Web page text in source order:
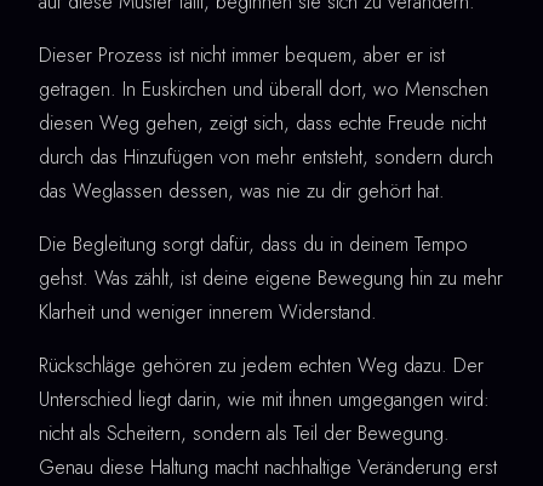
Dieser Prozess ist nicht immer bequem, aber er ist
getragen. In Euskirchen und überall dort, wo Menschen
diesen Weg gehen, zeigt sich, dass echte Freude nicht
durch das Hinzufügen von mehr entsteht, sondern durch
das Weglassen dessen, was nie zu dir gehört hat.
Die Begleitung sorgt dafür, dass du in deinem Tempo
gehst. Was zählt, ist deine eigene Bewegung hin zu mehr
Klarheit und weniger innerem Widerstand.
Rückschläge gehören zu jedem echten Weg dazu. Der
Unterschied liegt darin, wie mit ihnen umgegangen wird:
nicht als Scheitern, sondern als Teil der Bewegung.
Genau diese Haltung macht nachhaltige Veränderung erst